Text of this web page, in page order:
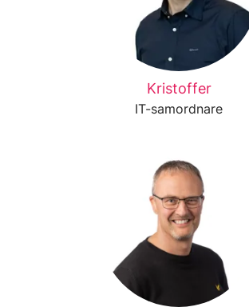
Kristoffer
IT-samordnare